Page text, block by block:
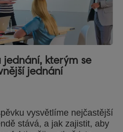
kterým se
jednání
vysvětlíme nejčastější
stává, a jak zajistit, aby